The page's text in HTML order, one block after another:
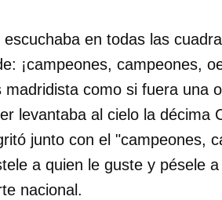
en todas las
¡campeones, campeones,
como si fuera una
levantaba al cielo la décima
junto con el "campeones,
a quien le guste y pésele
nacional.